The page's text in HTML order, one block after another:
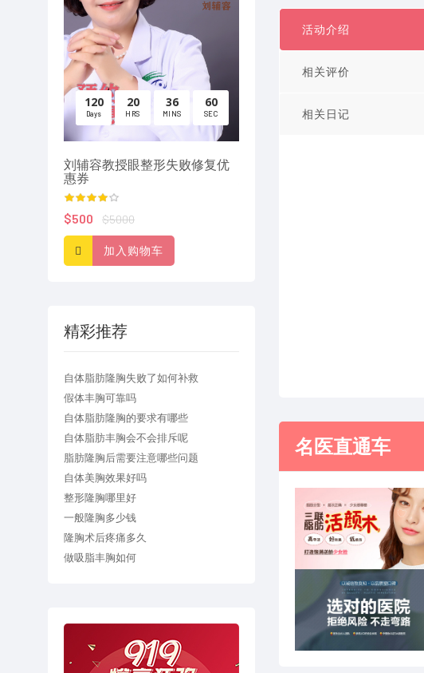
120
Days
20
HRS
36
MINS
60
SEC
刘辅容教授眼整形失败修复优
惠券
$500 $5000
加入购物车
HRS MINS
精彩推荐
自体脂肪隆胸失败了如何补救
假体丰胸可靠吗
自体脂肪隆胸的要求有哪些
自体脂肪丰胸会不会排斥呢
脂肪隆胸后需要注意哪些问题
自体美胸效果好吗
整形隆胸哪里好
一般隆胸多少钱
隆胸术后疼痛多久
做吸脂丰胸如何
活动介绍
相关评价
相关日记
名医直通车